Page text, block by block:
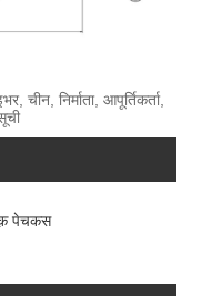
चीन, निर्माता, आपूर्तिकर्ता,
पेचकस